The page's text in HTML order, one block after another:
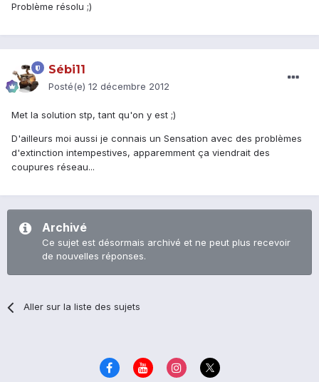
Problème résolu ;)
Sébi11
Posté(e) 12 décembre 2012
Met la solution stp, tant qu'on y est ;)
D'ailleurs moi aussi je connais un Sensation avec des problèmes
d'extinction intempestives, apparemment ça viendrait des
coupures réseau...
Archivé
Ce sujet est désormais archivé et ne peut plus recevoir
de nouvelles réponses.
Aller sur la liste des sujets